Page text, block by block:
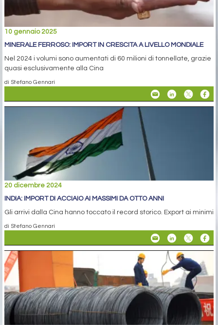
10 gennaio 2025
MINERALE FERROSO: IMPORT IN CRESCITA A LIVELLO MONDIALE
Nel 2024 i volumi sono aumentati di 60 milioni di tonnellate, grazie
quasi esclusivamente alla Cina
di Stefano Gennari
20 dicembre 2024
INDIA: IMPORT DI ACCIAIO AI MASSIMI DA OTTO ANNI
Gli arrivi dalla Cina hanno toccato il record storico. Export ai minimi
di Stefano Gennari